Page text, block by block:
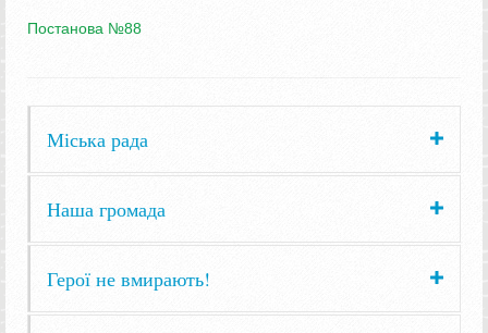
Постанова №88
Міська рада
Наша громада
Герої не вмирають!